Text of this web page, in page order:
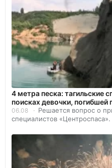
4 метра песка: тагильские
поисках девочки, погибшей
06.08
Решается вопрос о
специалистов «Центроспаса».